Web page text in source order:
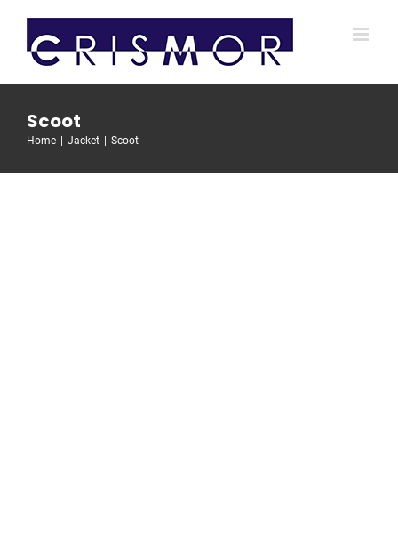
contenuto
Scoot
Home Jacket Scoot